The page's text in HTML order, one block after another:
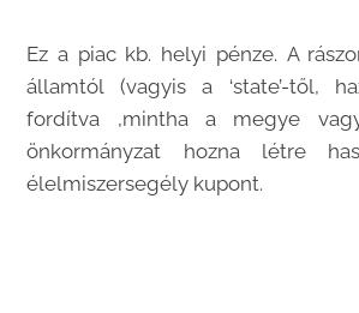
Ez a piac kb. helyi pénze. A
államtól (vagyis a ‘state’-től,
fordítva ,mintha a megye
önkormányzat hozna létre
élelmiszersegély kupont.